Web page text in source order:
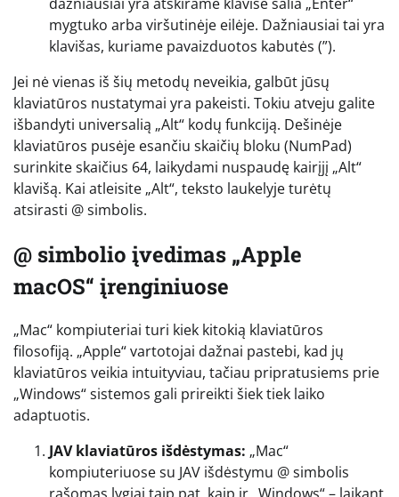
mygtuko arba viršutinėje eilėje. Dažniausiai tai yra
klavišas, kuriame pavaizduotos kabutės (”).
Jei nė vienas iš šių metodų neveikia, galbūt jūsų
klaviatūros nustatymai yra pakeisti. Tokiu atveju galite
išbandyti universalią „Alt“ kodų funkciją. Dešinėje
klaviatūros pusėje esančiu skaičių bloku (NumPad)
surinkite skaičius 64, laikydami nuspaudę kairįjį „Alt“
klavišą. Kai atleisite „Alt“, teksto laukelyje turėtų
atsirasti @ simbolis.
@ simbolio įvedimas „Apple
macOS“ įrenginiuose
„Mac“ kompiuteriai turi kiek kitokią klaviatūros
filosofiją. „Apple“ vartotojai dažnai pastebi, kad jų
klaviatūros veikia intuityviau, tačiau pripratusiems prie
„Windows“ sistemos gali prireikti šiek tiek laiko
adaptuotis.
JAV klaviatūros išdėstymas: „Mac“
kompiuteriuose su JAV išdėstymu @ simbolis